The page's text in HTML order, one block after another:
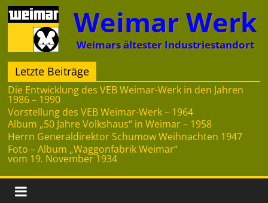
Zum
Inhalt
springen
Weimar Werk
Weimars ältester Industriestandort
Letzte Beiträge
Die Entwicklung des VEB Weimar-Werk in den Jahren
1986 – 1990
Vorstellung des VEB Weimar-Werk – 1964
Album „50 Jahre Volkshaus“ in Weimar – 1958
Herrn Generaldirektor Schumow Weihnachten 1947
Foto – Album „Waggonfabrik Weimar“
vom 19. November 1934